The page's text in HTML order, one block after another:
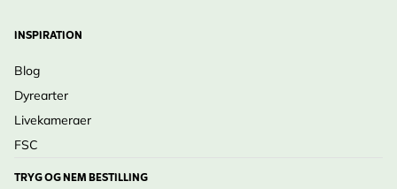
INSPIRATION
Blog
Dyrearter
Livekameraer
FSC
TRYG OG NEM BESTILLING